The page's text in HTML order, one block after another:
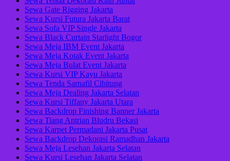
Sewa Gate Rigging Jakarta
Sewa Kursi Futura Jakarta Barat
Sewa Sofa VIP Single Jakarta
Sewa Black Curtain Starlight Bogor
Sewa Meja IBM Event Jakarta
Sewa Meja Kotak Event Jakarta
Sewa Meja Bulat Event Jakarta
Sewa Kursi VIP Kayu Jakarta
Sewa Tenda Sarnafil Cibitung
Sewa Meja Dealing Jakarta Selatan
Sewa Kursi Tiffany Jakarta Utara
Sewa Backdrop Finishing Banner Jakarta
Sewa Tiang Antrian Bludru Bekasi
Sewa Karpet Permadani Jakarta Pusat
Sewa Backdrop Dekorasi Ramadhan Jakarta
Sewa Meja Lesehan Jakarta Selatan
Sewa Kursi Lesehan Jakarta Selatan